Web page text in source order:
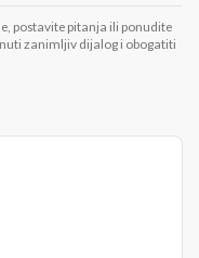
postavite pitanja ili ponudite
zanimljiv dijalog i obogatiti